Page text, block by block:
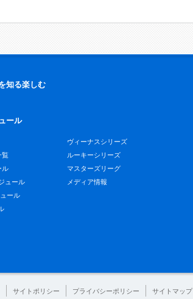
知る楽しむ
ール
覧
ル
ュール
ール
ヴィーナスシリーズ
ルーキーシリーズ
マスターズリーグ
メディア情報
サイトポリシー プライバシーポリシー サイトマップ